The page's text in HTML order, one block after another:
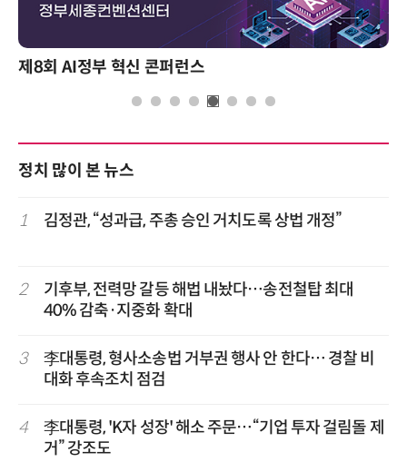
제8회 AI정부 혁신 콘퍼런스
정치 많이 본 뉴스
1 김정관, “성과급, 주총 승인 거치도록 상법 개정”
2
기후부, 전력망 갈등 해법 내놨다…송전철탑 최대
40% 감축·지중화 확대
3
李대통령, 형사소송법 거부권 행사 안 한다… 경찰 비
대화 후속조치 점검
4
李대통령, 'K자 성장' 해소 주문…“기업 투자 걸림돌 제
거” 강조도